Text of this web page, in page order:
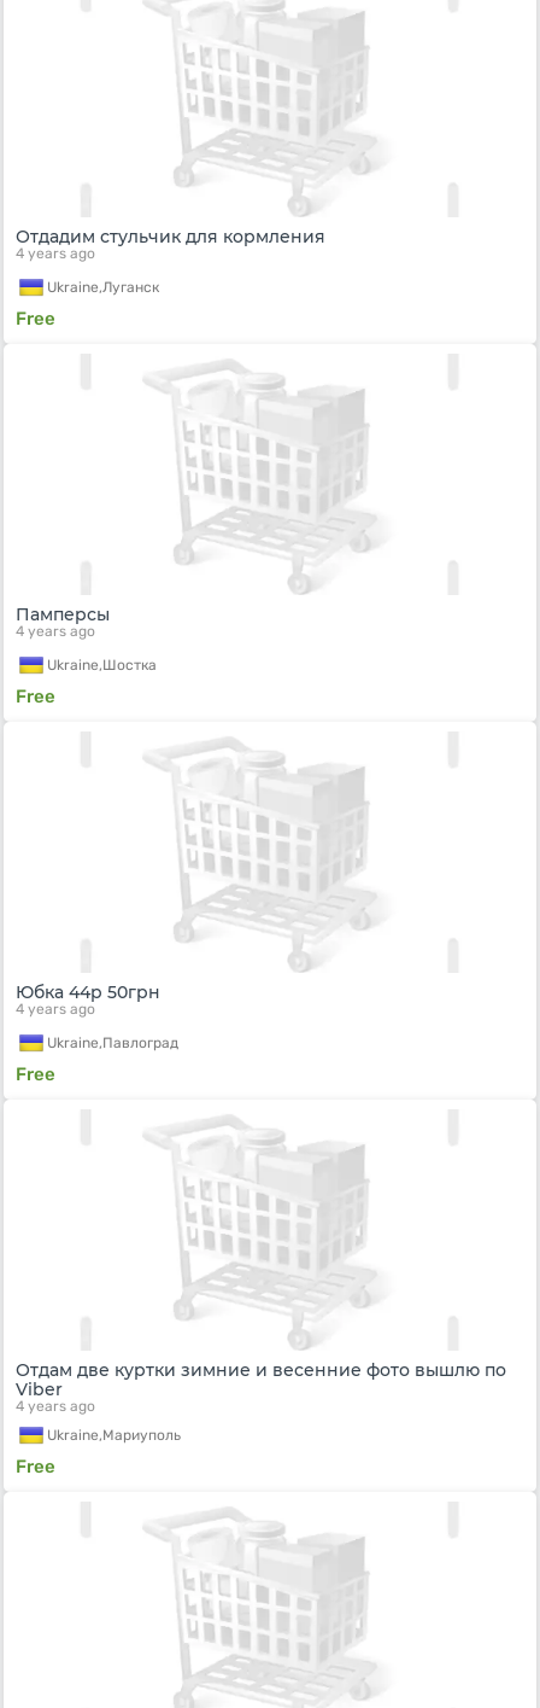
Отдадим стульчик для кормления
4 years ago
Ukraine,Луганск
Free
Памперсы
4 years ago
Ukraine,Шостка
Free
Юбка 44р 50грн
4 years ago
Ukraine,Павлоград
Free
Отдам две куртки зимние и весенние фото вышлю по
Viber
4 years ago
Ukraine,Мариуполь
Free